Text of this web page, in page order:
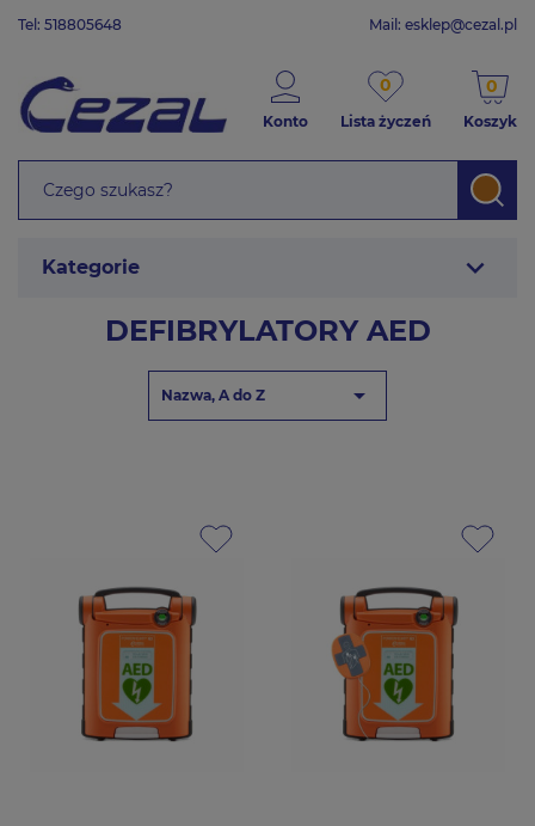
Tel: 518805648 Mail: esklep@cezal.pl
Konto
0
Lista życzeń
0
Koszyk
Kategorie expand_more
DEFIBRYLATORY AED
Nazwa, A do Z 